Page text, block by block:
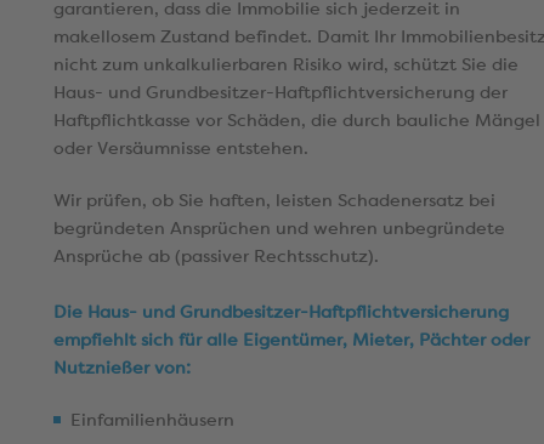
garantieren, dass die Immobilie sich jederzeit in
makellosem Zustand befindet. Damit Ihr
nicht zum unkalkulierbaren Risiko wird, schützt Sie die
Haus- und Grundbesitzer-Haftpflichtversicherung der
Haftpflichtkasse vor Schäden, die durch bauliche Mängel
oder Versäumnisse entstehen.
Wir prüfen, ob Sie haften, leisten Schadenersatz bei
begründeten Ansprüchen und wehren unbegründete
Ansprüche ab (passiver Rechtsschutz).
Die Haus- und Grundbesitzer-Haftpflichtversicherung
empfiehlt sich für alle Eigentümer, Mieter, Pächter oder
Nutznießer von:
Einfamilienhäusern